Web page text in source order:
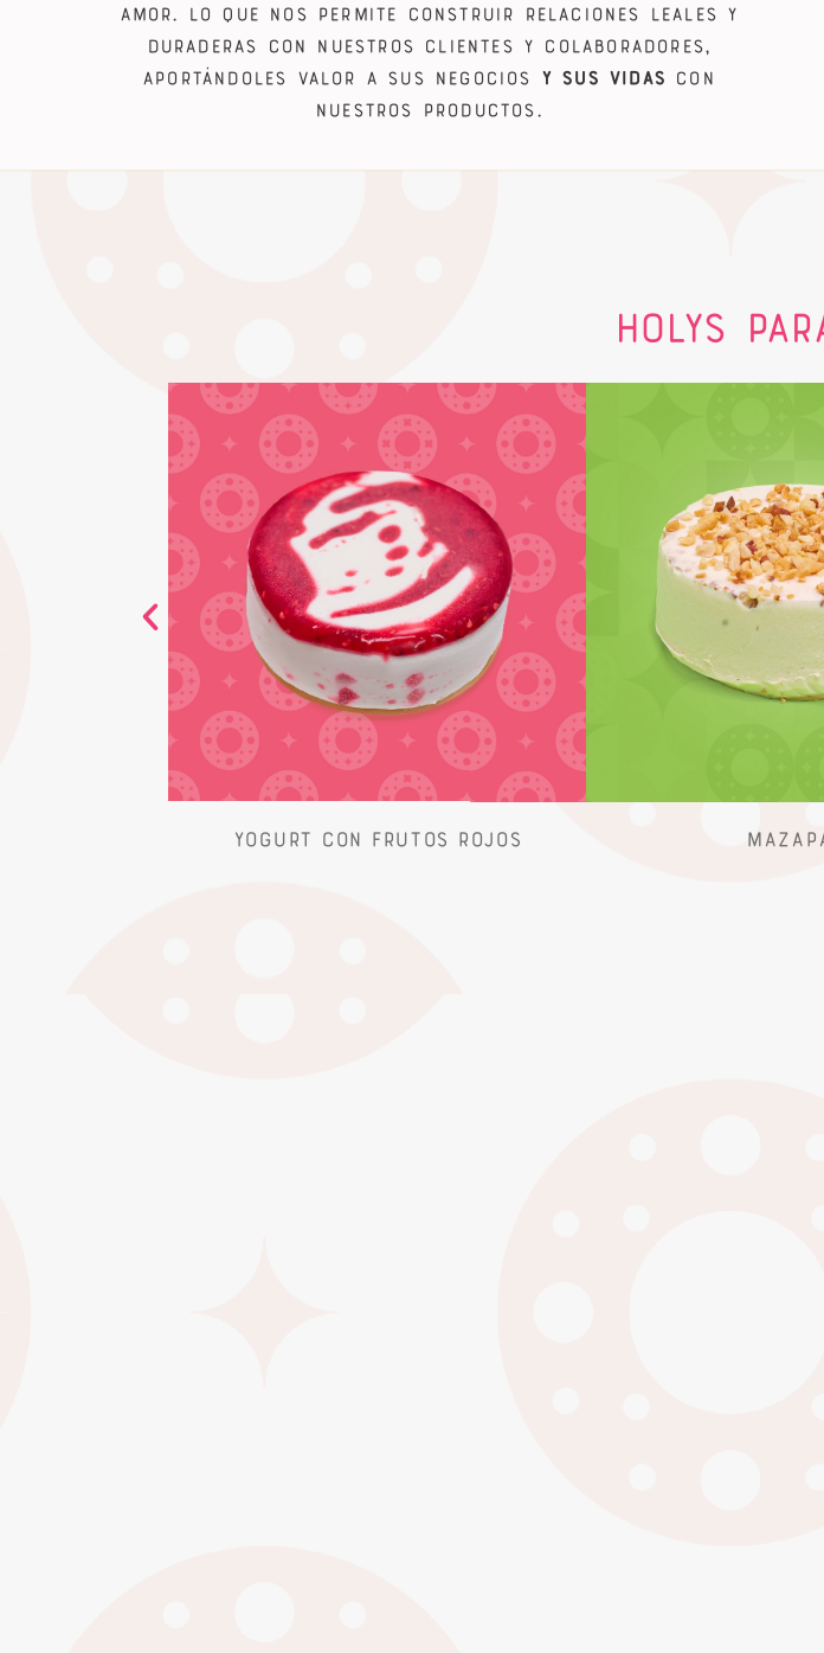
amor. Lo que nos permite construir relaciones leales y
duraderas con nuestros clientes y colaboradores,
aportándoles valor a sus negocios Y SUS VIDAS con
nuestros productos.
Holys
Yogurt con Frutos Rojos